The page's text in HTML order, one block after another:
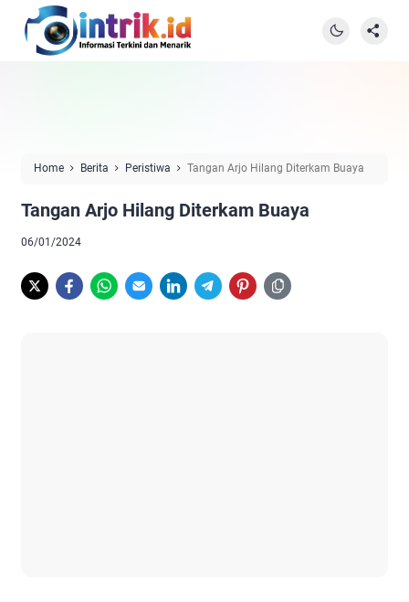
Home Berita Peristiwa Tangan Arjo Hilang Diterkam Buaya
Tangan Arjo Hilang Diterkam Buaya
06/01/2024